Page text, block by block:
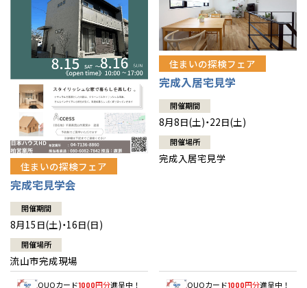
住まいの探検フェア
完成宅見学会
開催期間
8月15日(土)・16日(日)
開催場所
流山市完成現場
QUOカード1000円分進呈中！
住まいの探検フェア
完成入居宅見学
開催期間
8月8日(土)・22日(土)
開催場所
完成入居宅見学
QUOカード1000円分進呈中！